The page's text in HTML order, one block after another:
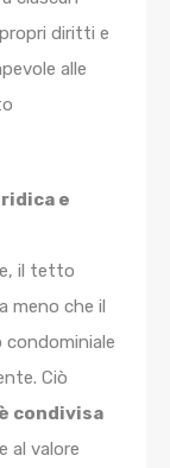
diritti e
alle
e
il tetto
meno che il
Ciò
condivisa
al valore